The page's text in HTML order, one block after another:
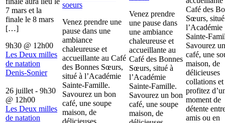
7 mars et la
finale le 8 mars
[…]
9h30 @ 12h00
Les Deux milles
de natation
Denis-Sonier
26 juillet - 9h30
@ 12h00
Les Deux milles
de natation
soeurs
Venez prendre une
pause dans une
ambiance
chaleureuse et
accueillante au Café
des Bonnes Sœurs,
situé à l’Académie
Sainte-Famille.
Savourez un bon
café, une soupe
maison, de
Venez prendre
une pause dans
une ambiance
chaleureuse et
accueillante au
Café des Bonnes
Sœurs, situé à
l’Académie
Sainte-Famille.
Savourez un bon
café, une soupe
maison, de
Café des
Sœurs,
l’Académie
Sainte-
Savourez
café, une
maison, de
délicieuses
collations et
profitez
moment de
détente
amis ou en